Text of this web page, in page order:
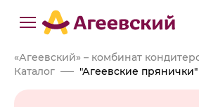
«Агеевский» – комбинат
Каталог
"Агеевские прянички"